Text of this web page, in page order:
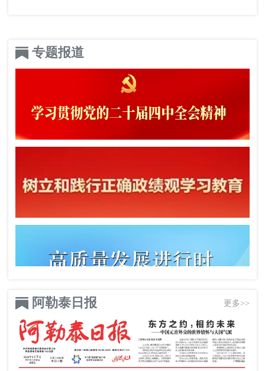
专题报道
阿勒泰日报 更多>>